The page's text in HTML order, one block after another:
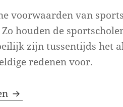
voorwaarden van
houden de
zijn tussentijds het
redenen voor.